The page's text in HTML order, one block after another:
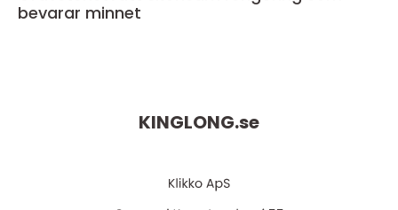
bevarar minnet
KINGLONG.se